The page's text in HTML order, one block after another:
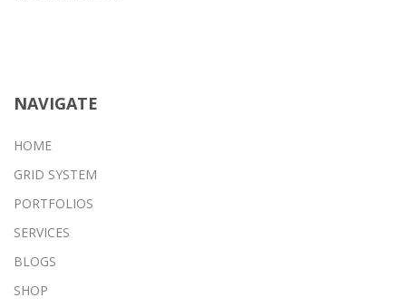
NAVIGATE
HOME
GRID SYSTEM
PORTFOLIOS
SERVICES
BLOGS
SHOP